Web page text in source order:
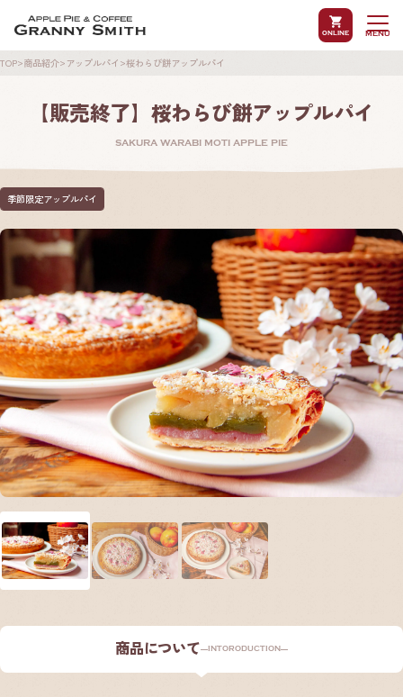
当店について
online MENU
TOP 商品紹介 アップルパイ 桜わらび餅アップルパイ
【販売終了】桜わらび餅アップルパイ
SAKURA WARABI MOTI APPLE PIE
季節限定アップルパイ
商品について INTORODUCTION